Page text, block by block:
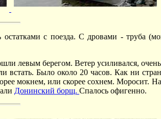
с поезда. С дровами - труба
левым берегом. Ветер усиливался,
Было около 20 часов. Как ни
мокнем, или скорее сохнем. Моросит.
Донинский борщ. Спалось офигенно.